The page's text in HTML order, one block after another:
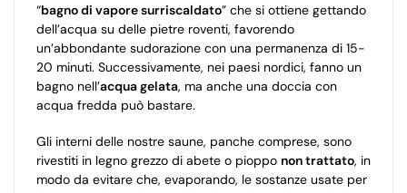
“bagno di vapore surriscaldato” che si ottiene gettando
dell’acqua su delle pietre roventi, favorendo
un’abbondante sudorazione con una permanenza di 15-
20 minuti. Successivamente, nei paesi nordici, fanno un
bagno nell’acqua gelata, ma anche una doccia con
acqua fredda può bastare.
Gli interni delle nostre saune, panche comprese, sono
rivestiti in legno grezzo di abete o pioppo non trattato, in
modo da evitare che, evaporando, le sostanze usate per